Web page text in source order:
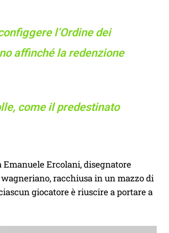
l’Ordine dei
affinché la redenzione
come il predestinato
Emanuele Ercolani, disegnatore
racchiusa in un mazzo di
giocatore è riuscire a portare a